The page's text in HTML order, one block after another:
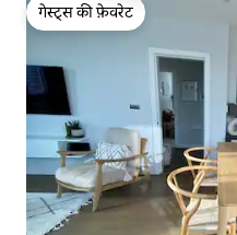
गेस्ट्स की फ़ेवरेट
गेस्ट्स की फ़ेवरेट